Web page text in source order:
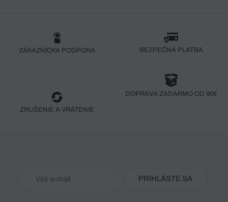
ZÁKAZNÍCKA PODPORA BEZPEČNÁ PLATBA
ZRUŠENIE A VRÁTENIE
DOPRAVA ZADARMO OD 90€
PRIHLÁSTE SA